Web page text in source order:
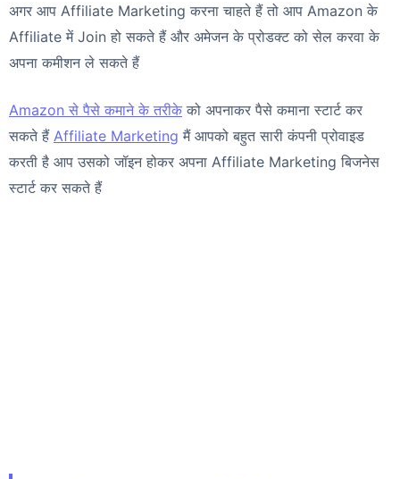
अगर आप Affiliate Marketing करना चाहते हैं तो आप Amazon के
Affiliate में Join हो सकते हैं और अमेजन के प्रोडक्ट को सेल करवा के
अपना कमीशन ले सकते हैं
Amazon से पैसे कमाने के तरीके को अपनाकर पैसे कमाना स्टार्ट कर
सकते हैं Affiliate Marketing मैं आपको बहुत सारी कंपनी प्रोवाइड
करती है आप उसको जॉइन होकर अपना Affiliate Marketing बिजनेस
स्टार्ट कर सकते हैं